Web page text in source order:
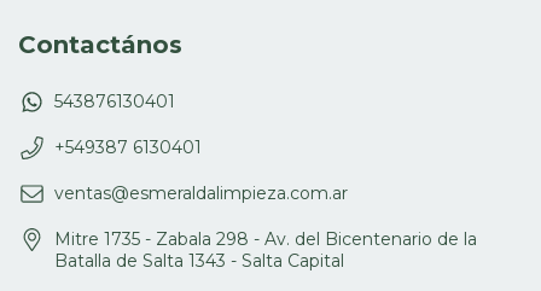
Contactános
543876130401
+549387 6130401
ventas@esmeraldalimpieza.com.ar
Mitre 1735 - Zabala 298 - Av. del Bicentenario de la
Batalla de Salta 1343 - Salta Capital